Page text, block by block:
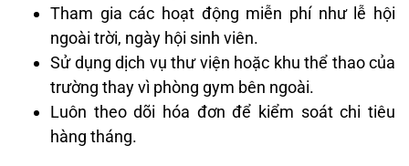
Tham gia các hoạt động miễn phí như lễ hội
ngoài trời, ngày hội sinh viên.
Sử dụng dịch vụ thư viện hoặc khu thể thao của
trường thay vì phòng gym bên ngoài.
Luôn theo dõi hóa đơn để kiểm soát chi tiêu
hàng tháng.